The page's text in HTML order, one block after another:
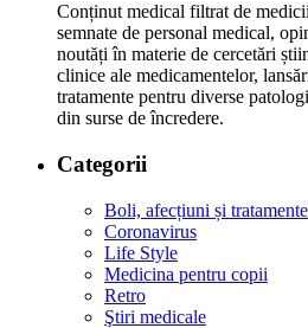
Conținut medical filtrat de
semnate de personal medical,
noutăți în materie de cercetări
clinice ale medicamentelor,
tratamente pentru diverse
din surse de încredere.
Categorii
Boli, afecțiuni și tratamente
Coronavirus
Life Style
Medicina pentru copii
Retro
Ştiri medicale